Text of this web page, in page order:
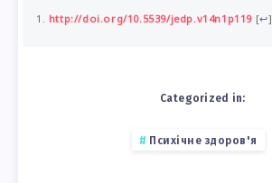
http://doi.org/10.5539/jedp.v14n1p119 [↩]
Categorized in:
Психічне здоров'я